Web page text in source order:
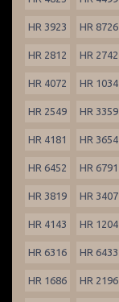
HR 3923 HR 8726
HR 2812 HR 2742
HR 4072 HR 1034
HR 2549 HR 3359
HR 4181 HR 3654
HR 6452 HR 6791
HR 3819 HR 3407
HR 4143 HR 1204
HR 6316 HR 6433
HR 1686 HR 2196